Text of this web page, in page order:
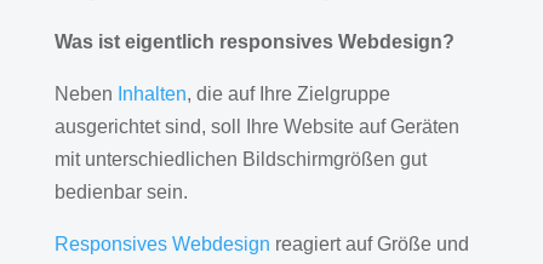
Was ist eigentlich responsives Webdesign?
Neben Inhalten, die auf Ihre Zielgruppe
ausgerichtet sind, soll Ihre Website auf Geräten
mit unterschiedlichen Bildschirmgrößen gut
bedienbar sein.
Responsives Webdesign reagiert auf Größe und